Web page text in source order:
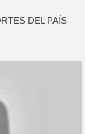
DEL PAÍS